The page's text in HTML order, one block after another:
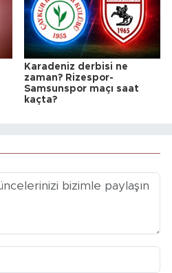
Karadeniz derbisi ne
zaman? Rizespor-
Samsunspor maçı saat
kaçta?